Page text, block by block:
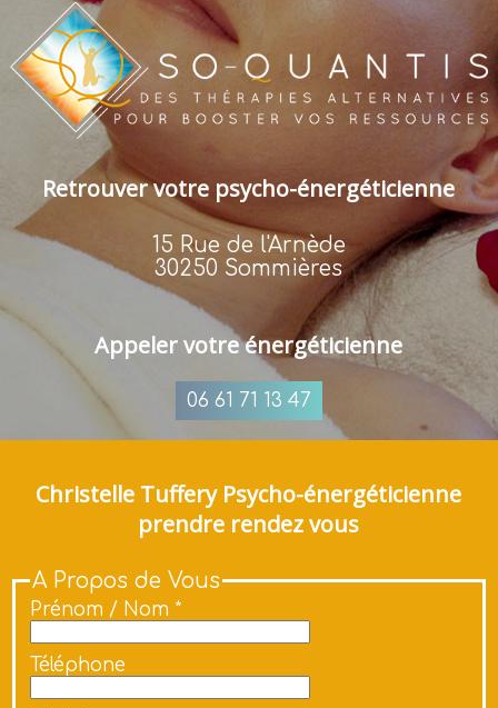
Retrouver votre psycho-énergéticienne
15 Rue de l'Arnède
30250 Sommières
Appeler votre énergéticienne
06 61 71 13 47
Christelle Tuffery Psycho-énergéticienne
prendre rendez vous
A Propos de Vous
Prénom / Nom *
Téléphone